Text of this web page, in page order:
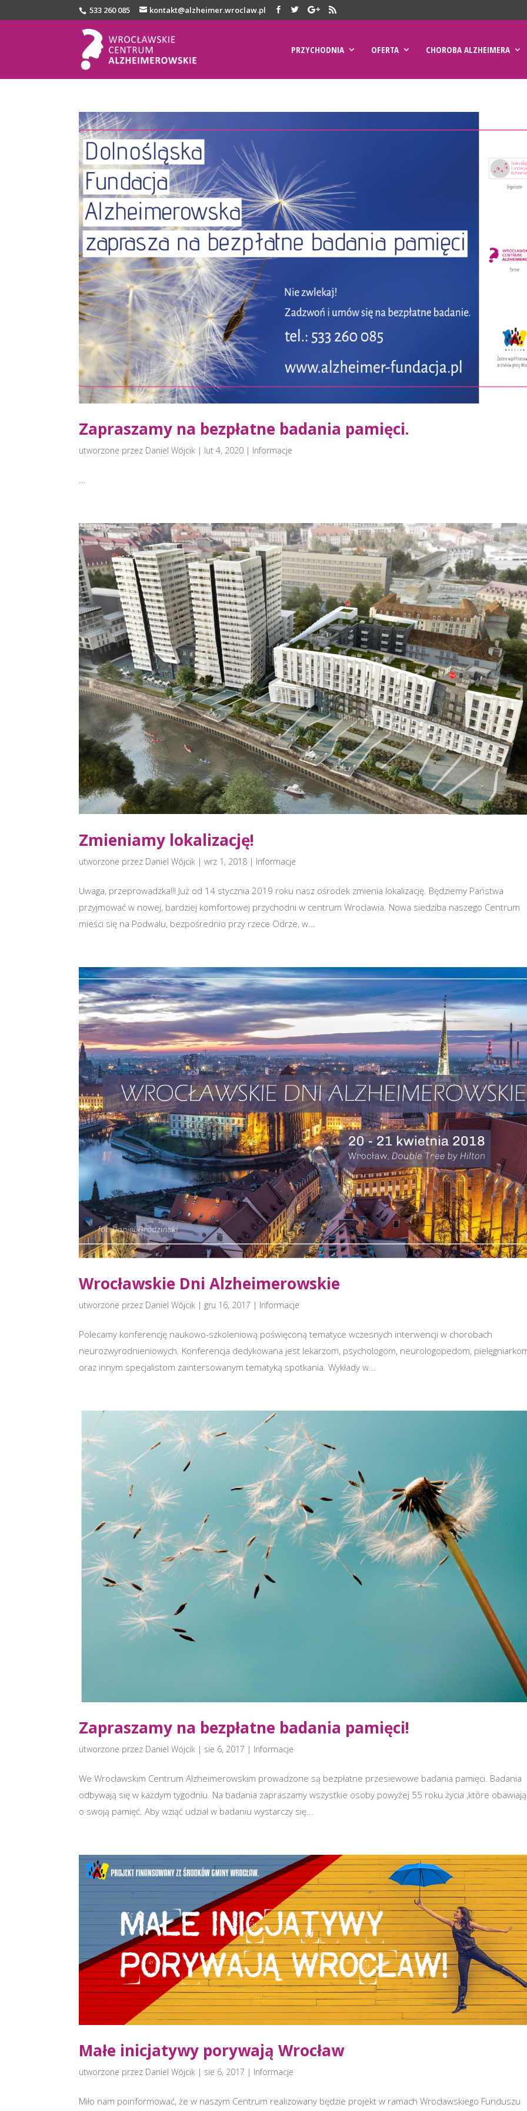
533 260 085 kontakt@alzheimer.wroclaw.pl
PRZYCHODNIA OFERTA CHOROBA ALZHEIMERA
Zapraszamy na bezpłatne badania pamięci.
utworzone przez Daniel Wójcik | lut 4, 2020 | Informacje
Zmieniamy lokalizację!
utworzone przez Daniel Wójcik |wrz 1, 2018 | Informacje
Uwaga, przeprowadzka!!! Już od 14 stycznia 2019 roku nasz ośrodek zmienia lokalizację. Będziemy Państwa
przyjmować w nowej, bardziej komfortowej przychodni w centrum Wrocławia. Nowa siedziba naszego Centrum
mieści się na Podwalu, bezpośrednio przy rzece Odrze, w...
Wrocławskie Dni Alzheimerowskie
utworzone przez Daniel Wójcik | gru 16, 2017 | Informacje
Polecamy konferencję naukowo-szkoleniową poświęconą tematyce wczesnych interwencji w chorobach
neurozwyrodnieniowych. Konferencja dedykowana jest lekarzom, psychologom, neurologopedom,
oraz innym specjalistom zaintersowanym tematyką spotkania. Wykłady w...
Zapraszamy na bezpłatne badania pamięci!
utworzone przez Daniel Wójcik | sie 6, 2017 | Informacje
We Wrocławskim Centrum Alzheimerowskim prowadzone są bezpłatne przesiewowe badania pamięci. Badania
odbywają się w każdym tygodniu. Na badania zapraszamy wszystkie osoby powyżej 55 roku życia ,które
o swoją pamięć. Aby wziąć udział w badaniu wystarczy się...
Małe inicjatywy porywają Wrocław
utworzone przez Daniel Wójcik | sie 6, 2017 | Informacje
Miło nam poinformować, że w naszym Centrum realizowany będzie projekt w ramach Wrocławskiego Funduszu